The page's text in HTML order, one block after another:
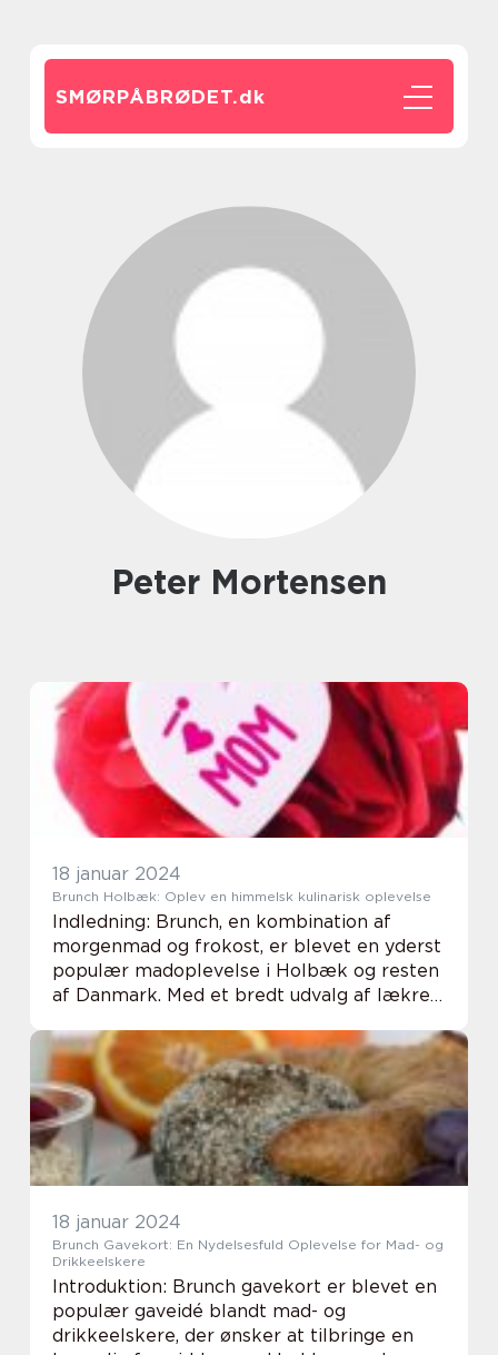
SMØRPÅBRØDET.dk
Peter Mortensen
18 januar 2024
Brunch Holbæk: Oplev en himmelsk kulinarisk oplevelse
Indledning: Brunch, en kombination af
morgenmad og frokost, er blevet en yderst
populær madoplevelse i Holbæk og resten
af Danmark. Med et bredt udvalg af lækre
brunchen blevet et fast indslag i mange
menneskers we...
18 januar 2024
Brunch Gavekort: En Nydelsesfuld Oplevelse for Mad- og
Drikkeelskere
Introduktion: Brunch gavekort er blevet en
populær gaveidé blandt mad- og
drikkeelskere, der ønsker at tilbringe en